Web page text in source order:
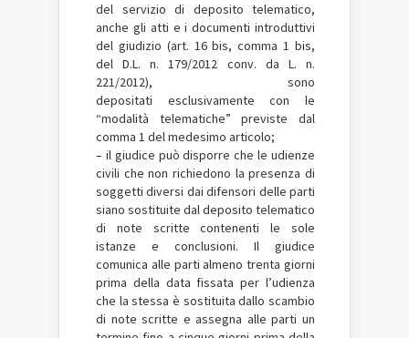
del servizio di deposito telematico,
anche gli atti e i documenti introduttivi
del giudizio (art. 16 bis, comma 1 bis,
del D.L. n. 179/2012 conv. da L. n.
221/2012), sono
depositati esclusivamente con le
“modalità telematiche” previste dal
comma 1 del medesimo articolo;
– il giudice può disporre che le udienze
civili che non richiedono la presenza di
soggetti diversi dai difensori delle parti
siano sostituite dal deposito telematico
di note scritte contenenti le sole
istanze e conclusioni. Il giudice
comunica alle parti almeno trenta giorni
prima della data fissata per l’udienza
che la stessa è sostituita dallo scambio
di note scritte e assegna alle parti un